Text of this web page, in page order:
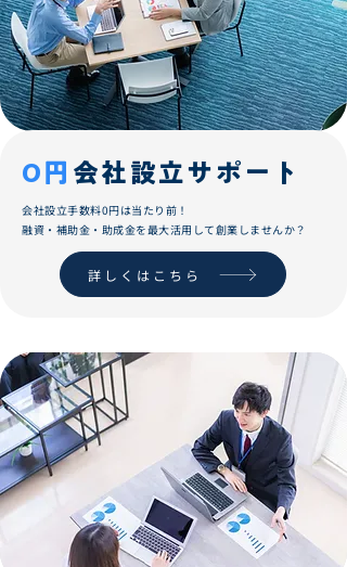
0円 会社設立サポート
会社設立​手数料​0円は当たり前！
融資・補助金・助成金を最大活用して​創業しませんか？
詳しくはこちら